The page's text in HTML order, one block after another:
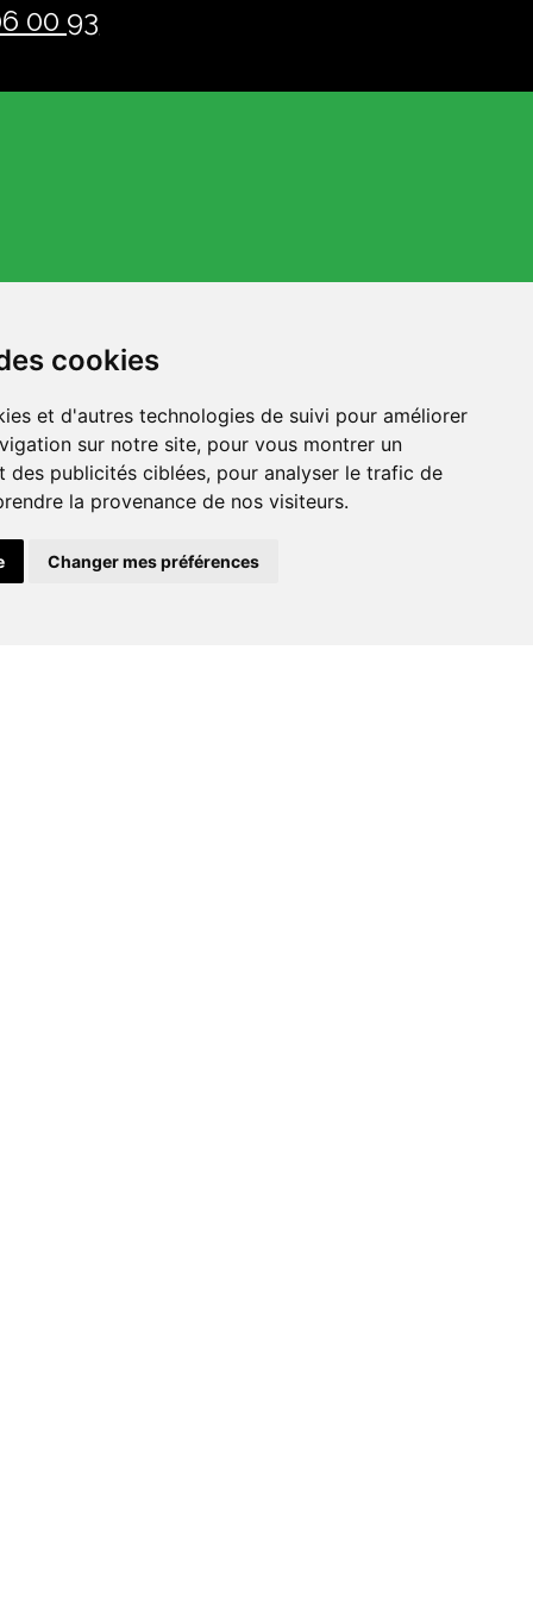
cookies
et d'autres technologies de suivi pour améliorer
sur notre site, pour vous montrer un
des publicités ciblées, pour analyser le trafic de
la provenance de nos visiteurs.
Changer mes préférences
00 93
Menuiserie